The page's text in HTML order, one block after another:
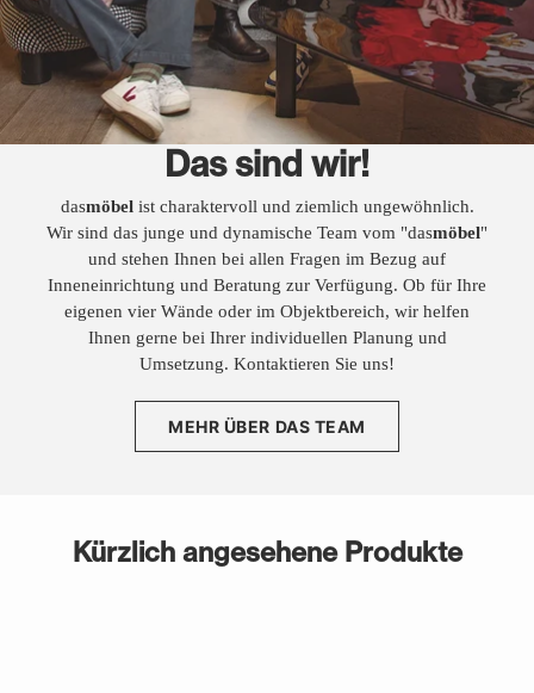
Das sind wir!
dasmöbelist charaktervoll und ziemlich ungewöhnlich.
Wir sind das junge und dynamische Team vom "dasmöbel"
und stehen Ihnen bei allen Fragen im Bezug auf
Inneneinrichtung und Beratung zur Verfügung. Ob für Ihre
eigenen vier Wände oder im Objektbereich, wir helfen
Ihnen gerne bei Ihrer individuellen Planung und
Umsetzung. Kontaktieren Sie uns!
MEHR ÜBER DAS TEAM
Kürzlich angesehene Produkte